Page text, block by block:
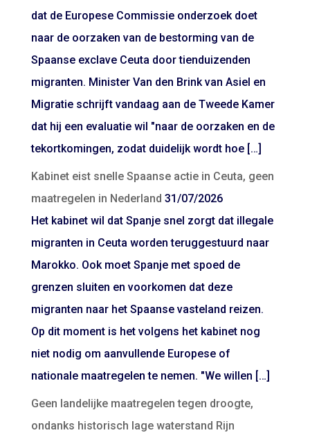
dat de Europese Commissie onderzoek doet
naar de oorzaken van de bestorming van de
Spaanse exclave Ceuta door tienduizenden
migranten. Minister Van den Brink van Asiel en
Migratie schrijft vandaag aan de Tweede Kamer
dat hij een evaluatie wil "naar de oorzaken en de
tekortkomingen, zodat duidelijk wordt hoe […]
Kabinet eist snelle Spaanse actie in Ceuta, geen
maatregelen in Nederland 31/07/2026
Het kabinet wil dat Spanje snel zorgt dat illegale
migranten in Ceuta worden teruggestuurd naar
Marokko. Ook moet Spanje met spoed de
grenzen sluiten en voorkomen dat deze
migranten naar het Spaanse vasteland reizen.
Op dit moment is het volgens het kabinet nog
niet nodig om aanvullende Europese of
nationale maatregelen te nemen. "We willen […]
Geen landelijke maatregelen tegen droogte,
ondanks historisch lage waterstand Rijn